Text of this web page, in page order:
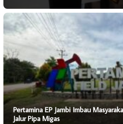
Pertamina EP Jambi Imbau
Jalur Pipa Migas